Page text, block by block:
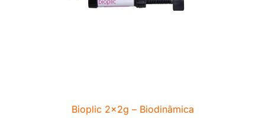
Bioplic 2x2g – Biodinâmica